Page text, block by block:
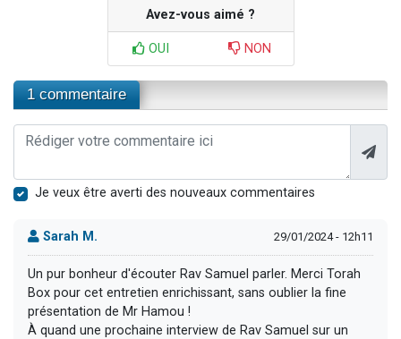
Avez-vous aimé ?
OUI NON
1 commentaire
Je veux être averti des nouveaux commentaires
Sarah M. 29/01/2024 - 12h11
Un pur bonheur d'écouter Rav Samuel parler. Merci Torah
Box pour cet entretien enrichissant, sans oublier la fine
présentation de Mr Hamou !
À quand une prochaine interview de Rav Samuel sur un